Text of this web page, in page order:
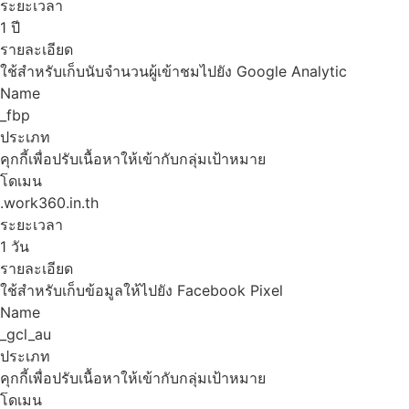
ระยะเวลา
1 ปี
รายละเอียด
ใช้สำหรับเก็บนับจำนวนผู้เข้าชมไปยัง Google Analytic
Name
_fbp
ประเภท
คุกกี้เพื่อปรับเนื้อหาให้เข้ากับกลุ่มเป้าหมาย
โดเมน
.work360.in.th
ระยะเวลา
1 วัน
รายละเอียด
ใช้สำหรับเก็บข้อมูลให้ไปยัง Facebook Pixel
Name
_gcl_au
ประเภท
คุกกี้เพื่อปรับเนื้อหาให้เข้ากับกลุ่มเป้าหมาย
โดเมน